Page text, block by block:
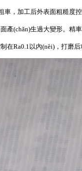
加工后外表面粗糙度控制
面產(chǎn)生過大變形。
在Ra0.1以內(nèi)，打磨